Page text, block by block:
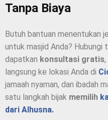
Tanpa Biaya
Butuh bantuan menentukan
untuk masjid Anda? Hubungi
dapatkan konsultasi gratis
langsung ke lokasi Anda di
jamaah nyaman, dan ibadah
satu langkah bijak memilih
dari Alhusna.